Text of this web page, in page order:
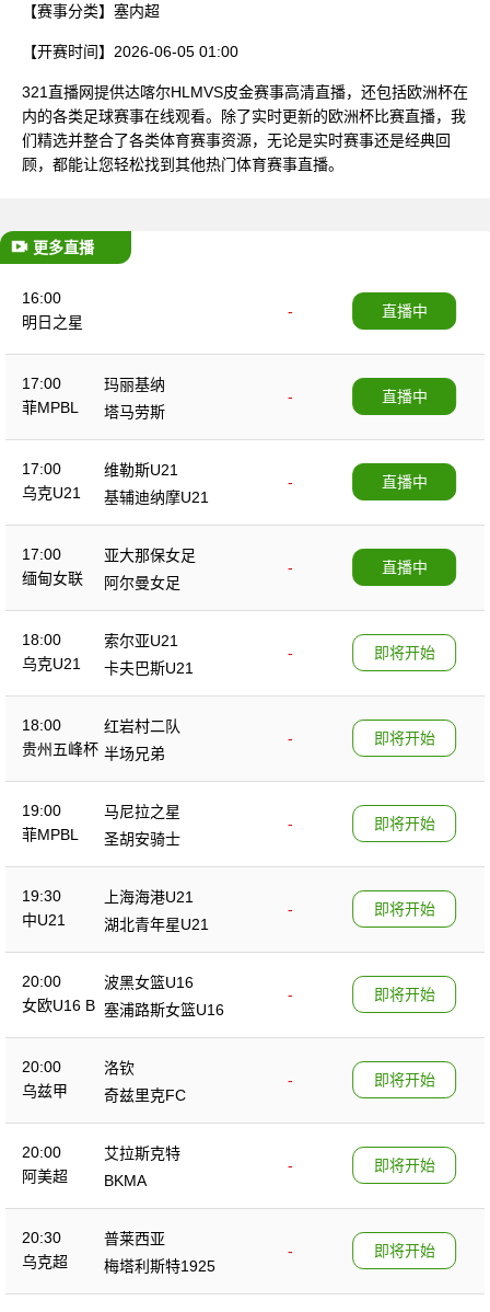
【赛事分类】 塞内超
【开赛时间】 2026-06-05 01:00
321直播网提供达喀尔HLMVS皮金赛事高清直播，还包括欧洲杯在
内的各类足球赛事在线观看。除了实时更新的欧洲杯比赛直播，我
们精选并整合了各类体育赛事资源，无论是实时赛事还是经典回
顾，都能让您轻松找到其他热门体育赛事直播。
更多直播
16:00
明日之星
- 直播中
17:00
菲MPBL
玛丽基纳
-
塔马劳斯
直播中
17:00
乌克U21
维勒斯U21
-
基辅迪纳摩U21
直播中
17:00
缅甸女联
亚大那保女足
-
阿尔曼女足
直播中
18:00
乌克U21
索尔亚U21
-
卡夫巴斯U21
即将开始
18:00
贵州五峰杯
红岩村二队
-
半场兄弟
即将开始
19:00
菲MPBL
马尼拉之星
-
圣胡安骑士
即将开始
19:30
中U21
上海海港U21
-
湖北青年星U21
即将开始
20:00
女欧U16 B
波黑女篮U16
-
塞浦路斯女篮U16
即将开始
20:00
乌兹甲
洛钦
-
奇兹里克FC
即将开始
20:00
阿美超
艾拉斯克特
-
BKMA
即将开始
20:30
乌克超
普莱西亚
-
梅塔利斯特1925
即将开始